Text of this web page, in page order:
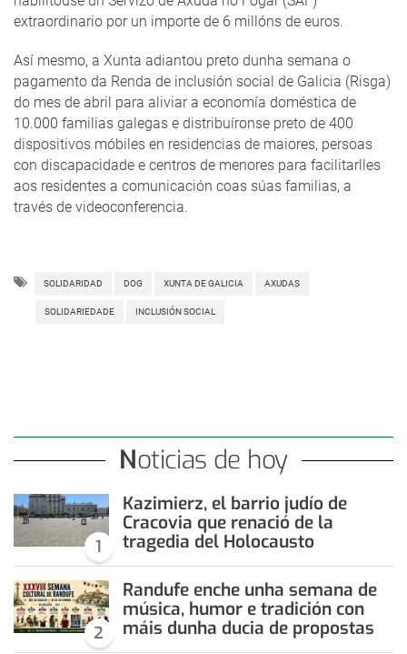
extraordinario por un importe de 6 millóns de euros.
Así mesmo, a Xunta adiantou preto dunha semana o
pagamento da Renda de inclusión social de Galicia (Risga)
do mes de abril para aliviar a economía doméstica de
10.000 familias galegas e distribuíronse preto de 400
dispositivos móbiles en residencias de maiores, persoas
con discapacidade e centros de menores para facilitarlles
aos residentes a comunicación coas súas familias, a
través de videoconferencia.
SOLIDARIDAD DOG XUNTA DE GALICIA AXUDAS
SOLIDARIEDADE INCLUSIÓN SOCIAL
Noticias de hoy
1
Kazimierz, el barrio judío de
Cracovia que renació de la
tragedia del Holocausto
2
Randufe enche unha semana de
música, humor e tradición con
máis dunha ducia de propostas